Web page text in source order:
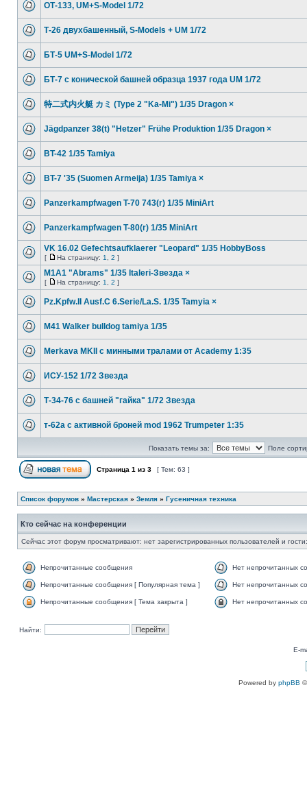
ОТ-133, UM+S-Model 1/72
Т-26 двухбашенный, S-Models + UM 1/72
БТ-5 UM+S-Model 1/72
БТ-7 с конической башней образца 1937 года UM 1/72
特二式内火艇 カミ (Type 2 "Ka-Mi") 1/35 Dragon ×
Jägdpanzer 38(t) "Hetzer" Frühe Produktion 1/35 Dragon ×
BT-42 1/35 Tamiya
BT-7 '35 (Suomen Armeija) 1/35 Tamiya ×
Panzerkampfwagen T-70 743(r) 1/35 MiniArt
Panzerkampfwagen T-80(r) 1/35 MiniArt
VK 16.02 Gefechtsaufklaerer "Leopard" 1/35 HobbyBoss
[ На страницу: 1 2 ]
M1A1 "Abrams" 1/35 Italeri-Звезда ×
[ На страницу: 1 2 ]
Pz.Kpfw.II Ausf.C 6.Serie/La.S. 1/35 Tamyia ×
M41 Walker bulldog tamiya 1/35
Merkava MKII с минными тралами от Academy 1:35
ИСУ-152 1/72 Звезда
Т-34-76 с башней "гайка" 1/72 Звезда
т-62а с активной броней mod 1962 Trumpeter 1:35
Показать темы за: Поле
Страница 1 из 3 [ Тем: 63 ]
Список форумов » Мастерская » Земля » Гусеничная техника
Кто сейчас на конференции
Сейчас этот форум просматривают: нет зарегистрированных пользователей и
Непрочитанные сообщения Нет непрочитанных
Непрочитанные сообщения [ Популярная тема ] Нет непрочитанных
Непрочитанные сообщения [ Тема закрыта ] Нет непрочитанных
Найти:
E-
Powered by phpBB